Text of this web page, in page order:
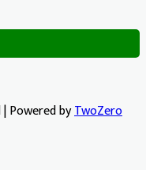
Powered byTwoZero